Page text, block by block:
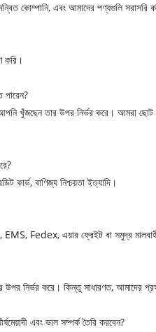
কোম্পানি, এবং আমাদের পণ্যগুলি সরাসরি
করি।
পারেন?
খুঁজছেন তার উপর নির্ভর করে। আমরা ছোট
কার্ড, বাণিজ্য নিশ্চয়তা ইত্যাদি।
Fedex, এয়ার ফ্রেইট বা সমুদ্র
উপর নির্ভর করে। কিন্তু সাধারণত, আমাদের
এবং ভাল সম্পর্ক তৈরি করবেন?